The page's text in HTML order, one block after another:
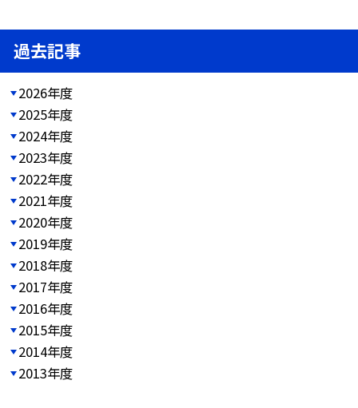
過去記事
2026年度
2025年度
2024年度
2023年度
2022年度
2021年度
2020年度
2019年度
2018年度
2017年度
2016年度
2015年度
2014年度
2013年度